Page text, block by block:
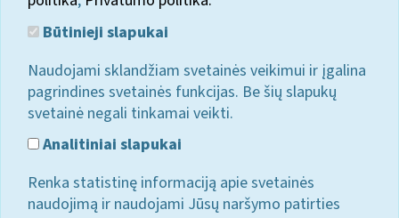
Būtinieji slapukai
Naudojami sklandžiam svetainės veikimui ir įgalina
pagrindines svetainės funkcijas. Be šių slapukų
svetainė negali tinkamai veikti.
Analitiniai slapukai
Renka statistinę informaciją apie svetainės
naudojimą ir naudojami Jūsų naršymo patirties